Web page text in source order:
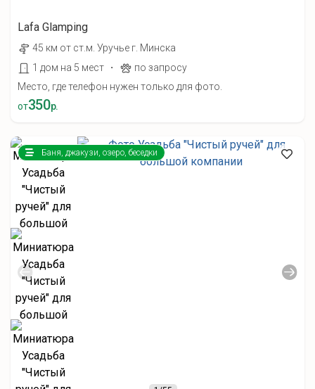
Lafa Glamping
45 км от ст.м. Уручье г. Минска
1 дом на 5 мест
·
по запросу
Место, где телефон нужен только для фото.
от350р.
Баня, джакузи, озеро, беседки